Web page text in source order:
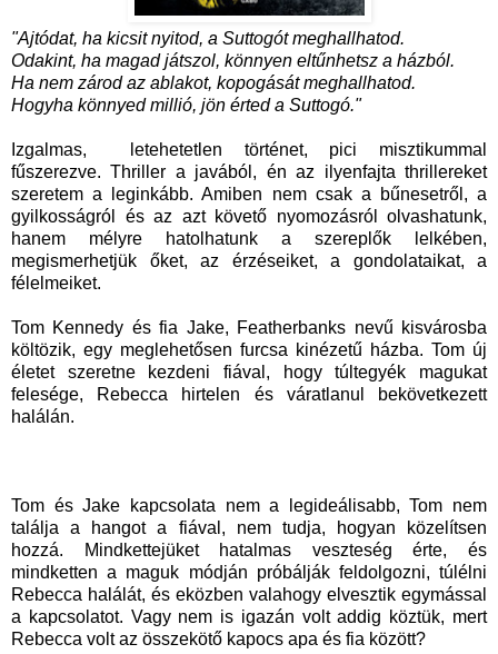
"Ajtódat, ha kicsit nyitod, a Suttogót meghallhatod.
Odakint, ha magad játszol, könnyen eltűnhetsz a házból.
Ha nem zárod az ablakot, kopogását meghallhatod.
Hogyha könnyed millió, jön érted a Suttogó."
Izgalmas, letehetetlen történet, pici misztikummal
fűszerezve. Thriller a javából, én az ilyenfajta thrillereket
szeretem a leginkább. Amiben nem csak a bűnesetről, a
gyilkosságról és az azt követő nyomozásról olvashatunk,
hanem mélyre hatolhatunk a szereplők lelkében,
megismerhetjük őket, az érzéseiket, a gondolataikat, a
félelmeiket.
Tom Kennedy és fia Jake, Featherbanks nevű kisvárosba
költözik, egy meglehetősen furcsa kinézetű házba. Tom új
életet szeretne kezdeni fiával, hogy túltegyék magukat
felesége, Rebecca hirtelen és váratlanul bekövetkezett
halálán.
Tom és Jake kapcsolata nem a legideálisabb, Tom nem
találja a hangot a fiával, nem tudja, hogyan közelítsen
hozzá. Mindkettejüket hatalmas veszteség érte, és
mindketten a maguk módján próbálják feldolgozni, túlélni
Rebecca halálát, és eközben valahogy elvesztik egymással
a kapcsolatot. Vagy nem is igazán volt addig köztük, mert
Rebecca volt az összekötő kapocs apa és fia között?